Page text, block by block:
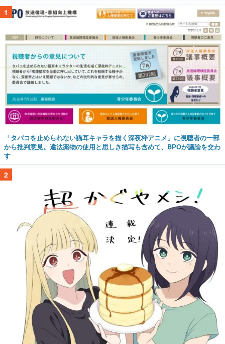
1
「タバコを止められない猫耳キャラを描く深夜枠アニメ」に視聴者の一部
から批判意見。違法薬物の使用と思しき描写も含めて、BPOが議論を交わ
す
2